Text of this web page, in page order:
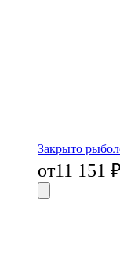
Закрыто
от11 151 ₽